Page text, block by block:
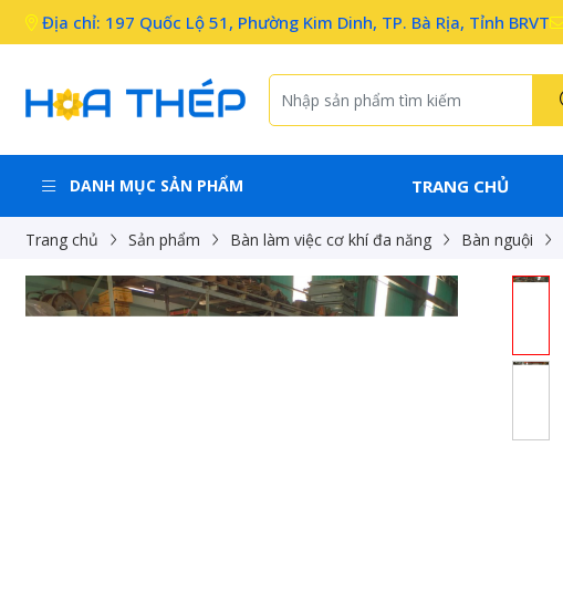
Địa chỉ: 197 Quốc Lộ 51, Phường Kim Dinh, TP. Bà Rịa, Tỉnh BRVT
DANH MỤC SẢN PHẨM TRANG CHỦ
Trang chủ Sản phẩm Bàn làm việc cơ khí đa năng Bàn nguội